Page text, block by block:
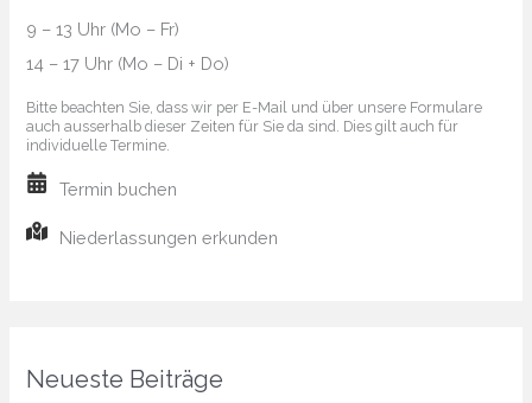
9 – 13 Uhr (Mo – Fr)
14 – 17 Uhr (Mo – Di + Do)
Bitte beachten Sie, dass wir per E-Mail und über unsere Formulare
auch ausserhalb dieser Zeiten für Sie da sind. Dies gilt auch für
individuelle Termine.
Termin buchen
Niederlassungen erkunden
Neueste Beiträge